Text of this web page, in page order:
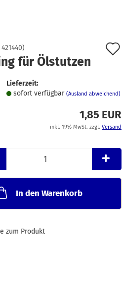
421440)
für Ölstutzen
Lieferzeit:
sofort verfügbar (Ausland abweichend)
1,85 EUR
inkl. 19% MwSt. zzgl. Versand
In den Warenkorb
zum Produkt